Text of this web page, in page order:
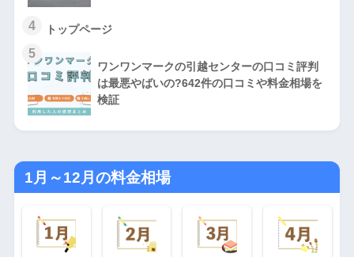
4 トップページ
5
ワンワンマークの引越センターの口コミ評判
は最悪やばいの?642件の口コミや料金相場を
検証
1月～12月の料金相場